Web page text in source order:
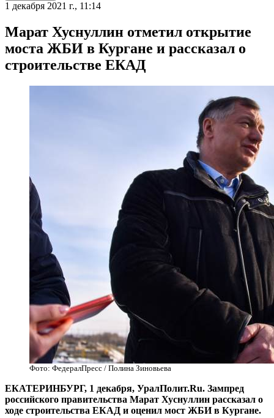
1 декабря 2021 г., 11:14
Марат Хуснуллин отметил открытие
моста ЖБИ в Кургане и рассказал о
строительстве ЕКАД
Фото: ФедералПресс / Полина Зиновьева
ЕКАТЕРИНБУРГ, 1 декабря, УралПолит.Ru. Зампред
российского правительства Марат Хуснуллин рассказал о
ходе строительства ЕКАД и оценил мост ЖБИ в Кургане.